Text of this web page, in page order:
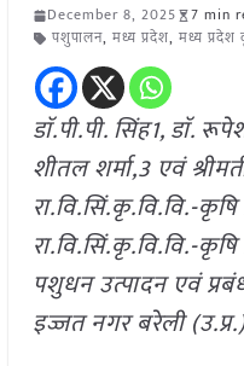
December 8, 2025
7 min
पशुपालन, मध्य प्रदेश, मध्य प्रदेश
डाॅ.पी.पी. सिंह1, डाॅ.
शीतल शर्मा,3 एवं
रा.वि.सिं.कृ.वि.वि.-कृषि
रा.वि.सिं.कृ.वि.वि.-कृषि
पशुधन उत्पादन एवं
इज्जत नगर बरेली